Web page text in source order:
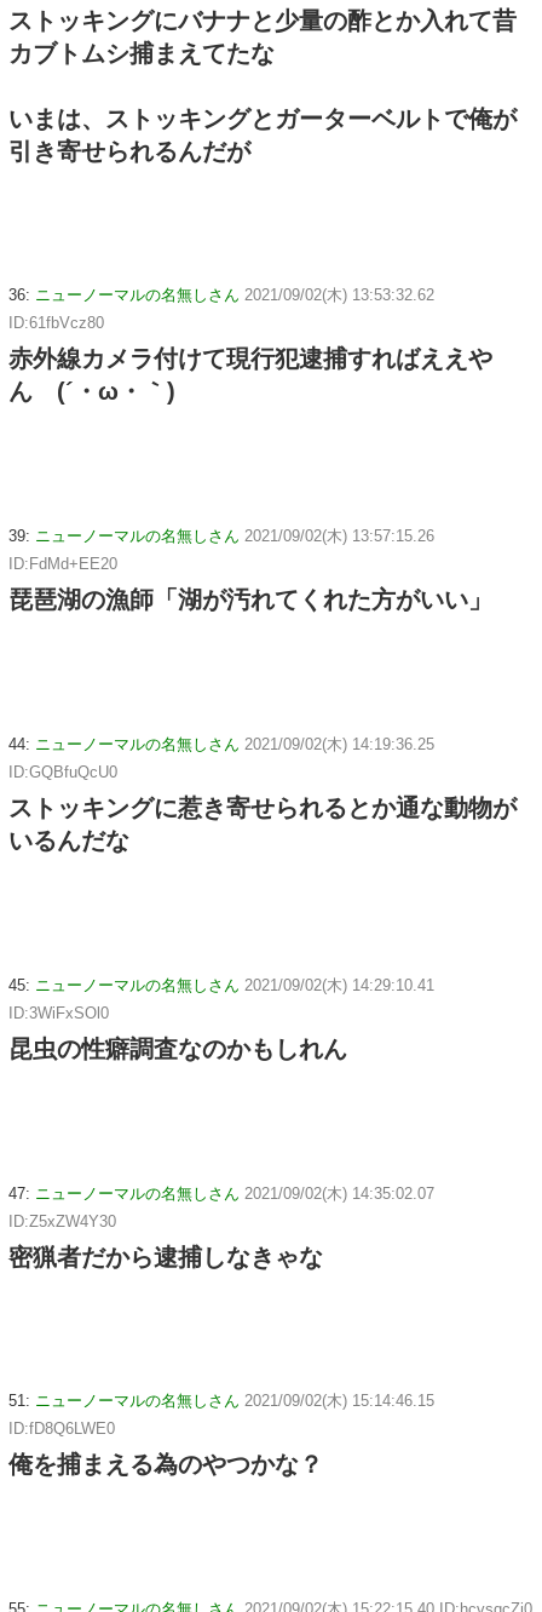
ストッキングにバナナと少量の酢とか入れて昔
カブトムシ捕まえてたな
いまは、ストッキングとガーターベルトで俺が
引き寄せられるんだが
36: ニューノーマルの名無しさん 2021/09/02(木) 13:53:32.62
ID:61fbVcz80
赤外線カメラ付けて現行犯逮捕すればええや
ん (´・ω・｀)
39: ニューノーマルの名無しさん 2021/09/02(木) 13:57:15.26
ID:FdMd+EE20
琵琶湖の漁師「湖が汚れてくれた方がいい」
44: ニューノーマルの名無しさん 2021/09/02(木) 14:19:36.25
ID:GQBfuQcU0
ストッキングに惹き寄せられるとか通な動物が
いるんだな
45: ニューノーマルの名無しさん 2021/09/02(木) 14:29:10.41
ID:3WiFxSOl0
昆虫の性癖調査なのかもしれん
47: ニューノーマルの名無しさん 2021/09/02(木) 14:35:02.07
ID:Z5xZW4Y30
密猟者だから逮捕しなきゃな
51: ニューノーマルの名無しさん 2021/09/02(木) 15:14:46.15
ID:fD8Q6LWE0
俺を捕まえる為のやつかな？